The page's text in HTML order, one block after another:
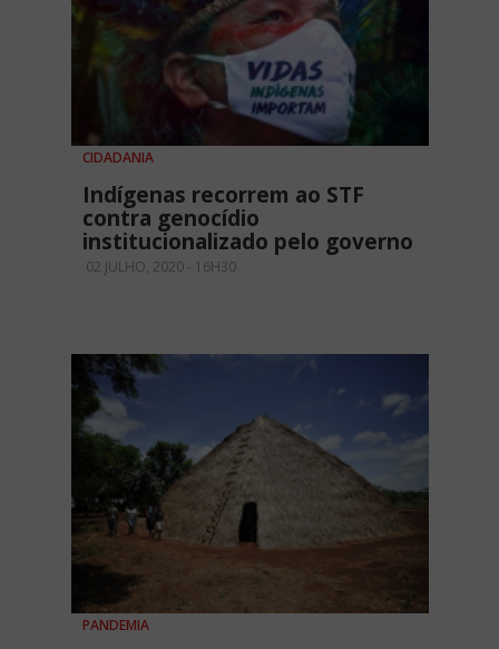
CIDADANIA
Indígenas recorrem ao STF
contra genocídio
institucionalizado pelo governo
02 JULHO, 2020 - 16H30
PANDEMIA